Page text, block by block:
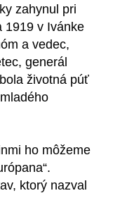
zahynul pri
1919 v Ivánke
a vedec,
generál
životná púť
ho môžeme
ktorý nazval